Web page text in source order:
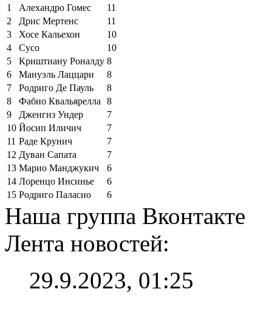
1
Алехандро Гомес
11
2
Дрис Мертенс
11
3
Хосе Кальехон
10
4
Сусо
10
5
Криштиану Роналду 8
6
Мануэль Лаццари
8
7
Родриго Де Пауль
8
8
Фабио Квальярелла
8
9
Дженгиз Ундер
7
10 Йосип Иличич
7
11 Раде Крунич
7
12 Дуван Сапата
7
13 Марио Манджукич
6
14 Лоренцо Инсинье
6
15 Родриго Паласио 6
Наша группа Вконтакте
Лента новостей:
29.9.2023, 01:25